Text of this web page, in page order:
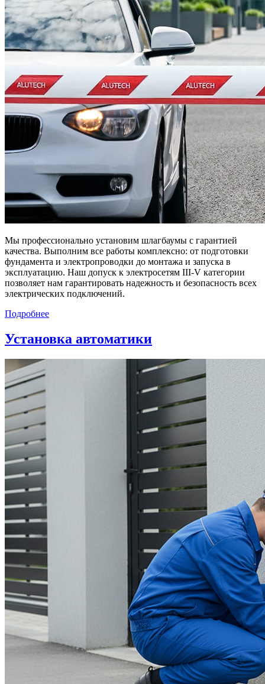
Мы профессионально установим шлагбаумы с гарантией
качества. Выполним все работы комплексно: от подготовки
фундамента и электропроводки до монтажа и запуска в
эксплуатацию. Наш допуск к электросетям III-V категории
позволяет нам гарантировать надежность и безопасность всех
электрических подключений.
Подробнее
Установка автоматики